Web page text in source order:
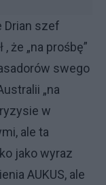
Drian szef
że „na prośbę”
swego
„na
w
ale ta
jako wyraz
AUKUS, ale